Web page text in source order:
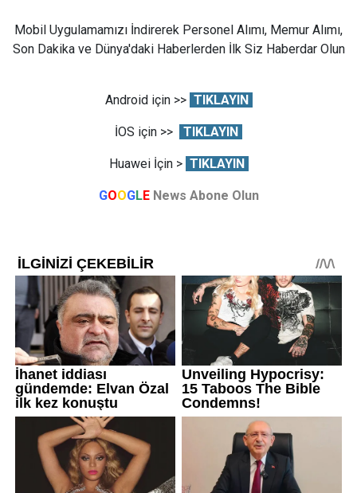
Mobil Uygulamamızı İndirerek Personel Alımı, Memur Alımı,
Son Dakika ve Dünya'daki Haberlerden İlk Siz Haberdar Olun
Android için >> TIKLAYIN
İOS için >> TIKLAYIN
Huawei İçin > TIKLAYIN
GOOGLE News Abone Olun